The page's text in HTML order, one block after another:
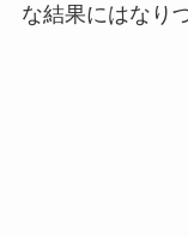
な結果にはなり